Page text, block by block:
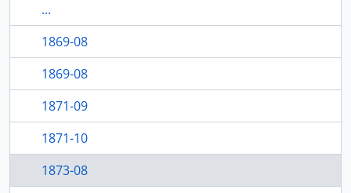
...
1869-08
1869-08
1871-09
1871-10
1873-08